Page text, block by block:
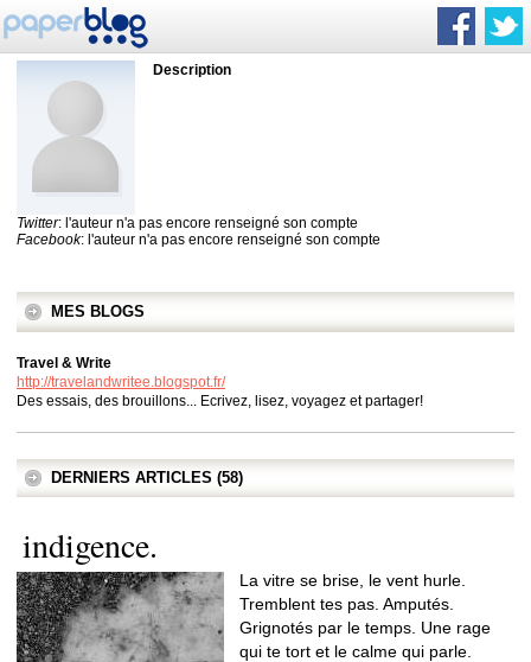
Description
Twitter: l'auteur n'a pas encore renseigné son compte
Facebook: l'auteur n'a pas encore renseigné son compte
MES BLOGS
Travel & Write
http://travelandwritee.blogspot.fr/
Des essais, des brouillons... Ecrivez, lisez, voyagez et partager!
DERNIERS ARTICLES (58)
indigence.
La vitre se brise, le vent hurle.
Tremblent tes pas. Amputés.
Grignotés par le temps. Une rage
qui te tort et le calme qui parle.